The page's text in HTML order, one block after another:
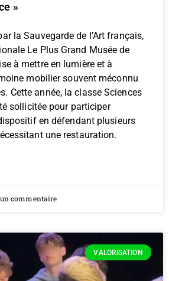
»
la Sauvegarde de l’Art français,
Le Plus Grand Musée de
à mettre en lumière et à
mobilier souvent méconnu
Cette année, la classe Sciences
sollicitée pour participer
en défendant plusieurs
une restauration.
commentaire
VALORISATION